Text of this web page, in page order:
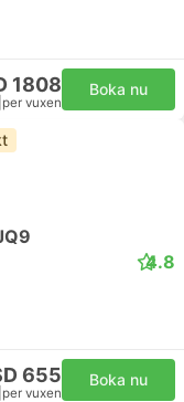
1808
per vuxen
Boka nu
4.8
655
per vuxen
Boka nu